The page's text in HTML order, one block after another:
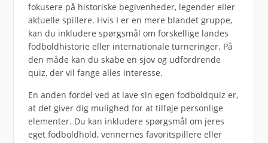
fokusere på historiske begivenheder, legender eller
aktuelle spillere. Hvis I er en mere blandet gruppe,
kan du inkludere spørgsmål om forskellige landes
fodboldhistorie eller internationale turneringer. På
den måde kan du skabe en sjov og udfordrende
quiz, der vil fange alles interesse.
En anden fordel ved at lave sin egen fodboldquiz er,
at det giver dig mulighed for at tilføje personlige
elementer. Du kan inkludere spørgsmål om jeres
eget fodboldhold, vennernes favoritspillere eller